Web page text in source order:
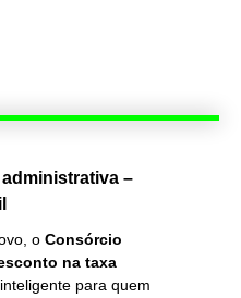
–
o Consórcio
na taxa
inteligente para quem